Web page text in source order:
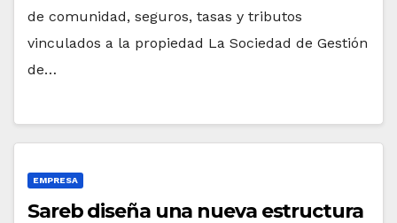
de comunidad, seguros, tasas y tributos
vinculados a la propiedad La Sociedad de Gestión
de…
EMPRESA
Sareb diseña una nueva estructura